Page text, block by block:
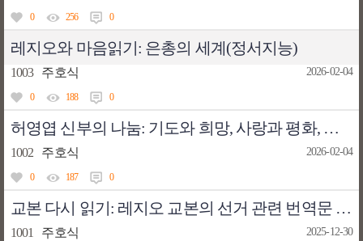
0 256 0
레지오와 마음읽기: 은총의 세계(정서지능)
1003 주호식 2026-02-04
0 188 0
허영엽 신부의 나눔: 기도와 희망, 사랑과 평화, 사람이 되게 하소서
1002 주호식 2026-02-04
0 187 0
교본 다시 읽기: 레지오 교본의 선거 관련 번역문 중 일부 수정
1001 주호식 2025-12-30